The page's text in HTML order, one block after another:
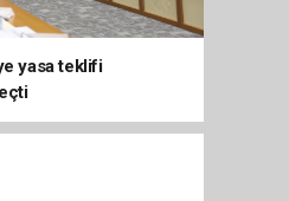
yasa teklifi